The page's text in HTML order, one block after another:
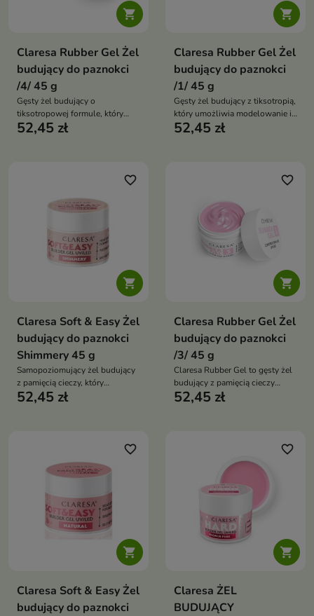

Claresa Rubber Gel Żel
budujący do paznokci
/4/ 45 g
Gęsty żel budujący o
tiksotropowej formule, który
umożliwia przedłużanie
52,45 zł

Claresa Rubber Gel Żel
budujący do paznokci
/1/ 45 g
Gęsty żel budujący z tiksotropią,
który umożliwia modelowanie i
przedłużanie paznokci, maskuje
52,45 zł

favorite_border
Claresa Soft & Easy Żel
budujący do paznokci
Shimmery 45 g
Samopoziomujący żel budujący
z pamięcią cieczy, który
umożliwia szybkie utwardzanie i
52,45 zł

favorite_border
Claresa Rubber Gel Żel
budujący do paznokci
/3/ 45 g
Claresa Rubber Gel to gęsty żel
budujący z pamięcią cieczy
(tiksotropia), idealny do budowy
52,45 zł

favorite_border
Claresa Soft & Easy Żel
budujący do paznokci

favorite_border
Claresa ŻEL
BUDUJĄCY